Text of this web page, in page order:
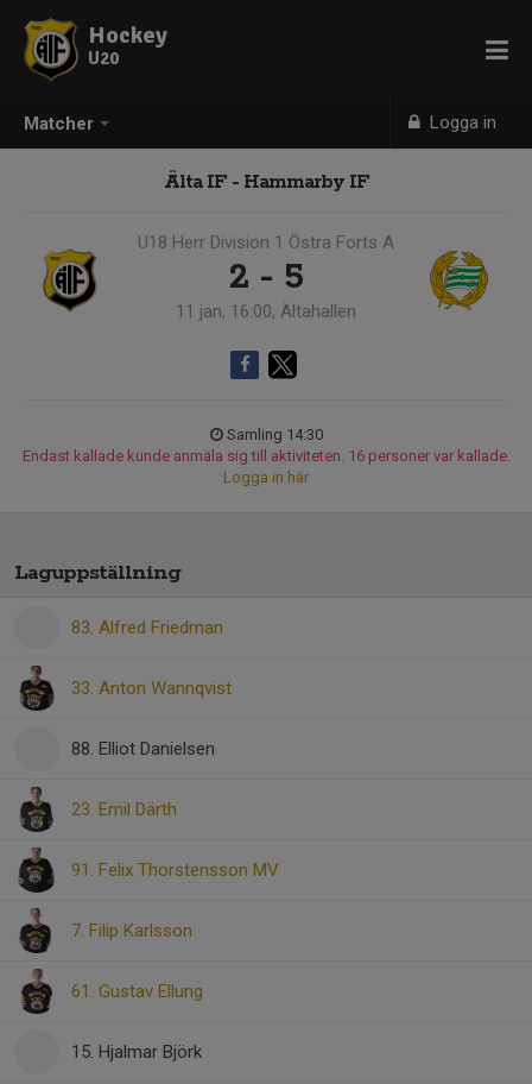
Matcher Logga in
Hockey
U20
Älta IF - Hammarby IF
U18 Herr Division 1 Östra Forts A
2 - 5
11 jan, 16:00, Ältahallen
Samling 14:30
Endast kallade kunde anmäla sig till aktiviteten. 16 personer var kallade.
Logga in här
Laguppställning
83. Alfred Friedman
33. Anton Wannqvist
88. Elliot Danielsen
23. Emil Därth
91. Felix Thorstensson MV
7. Filip Karlsson
61. Gustav Ellung
15. Hjalmar Björk